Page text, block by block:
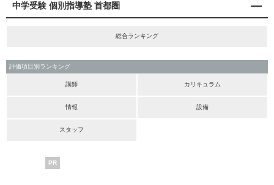
中学受験 個別指導塾 首都圏
総合ランキング
評価項目別ランキング
講師 カリキュラム
情報 設備
スタッフ
PR